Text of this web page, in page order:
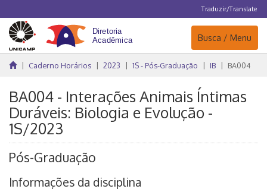
Traduzir/Translate
Navegação
Busca / Menu
Caderno Horários 2023 1S - Pós-Graduação IB BA004
BA004 - Interações Animais Íntimas
Duráveis: Biologia e Evolução -
1S/2023
Pós-Graduação
Informações da disciplina